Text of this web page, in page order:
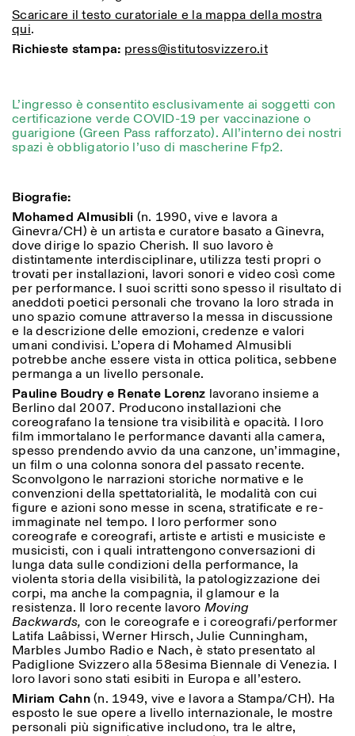
Scaricare il testo curatoriale e la mappa della mostra
qui.
Richieste stampa: press@istitutosvizzero.it
L’ingresso è consentito esclusivamente ai soggetti con
certificazione verde COVID-19 per vaccinazione o
guarigione (Green Pass rafforzato). All’interno dei nostri
spazi è obbligatorio l’uso di mascherine Ffp2.
Biografie:
Mohamed Almusibli (n. 1990, vive e lavora a
Ginevra/CH) è un artista e curatore basato a Ginevra,
dove dirige lo spazio Cherish. Il suo lavoro è
distintamente interdisciplinare, utilizza testi propri o
trovati per installazioni, lavori sonori e video così come
per performance. I suoi scritti sono spesso il risultato di
aneddoti poetici personali che trovano la loro strada in
uno spazio comune attraverso la messa in discussione
e la descrizione delle emozioni, credenze e valori
umani condivisi. L’opera di Mohamed Almusibli
potrebbe anche essere vista in ottica politica, sebbene
permanga a un livello personale.
Pauline Boudry e Renate Lorenz lavorano insieme a
Berlino dal 2007. Producono installazioni che
coreografano la tensione tra visibilità e opacità. I loro
film immortalano le performance davanti alla camera,
spesso prendendo avvio da una canzone, un’immagine,
un film o una colonna sonora del passato recente.
Sconvolgono le narrazioni storiche normative e le
convenzioni della spettatorialità, le modalità con cui
figure e azioni sono messe in scena, stratificate e re-
immaginate nel tempo. I loro performer sono
coreografe e coreografi, artiste e artisti e musiciste e
musicisti, con i quali intrattengono conversazioni di
lunga data sulle condizioni della performance, la
violenta storia della visibilità, la patologizzazione dei
corpi, ma anche la compagnia, il glamour e la
resistenza. Il loro recente lavoro Moving
Backwards, con le coreografe e i coreografi/performer
Latifa Laâbissi, Werner Hirsch, Julie Cunningham,
Marbles Jumbo Radio e Nach, è stato presentato al
Padiglione Svizzero alla 58esima Biennale di Venezia. I
loro lavori sono stati esibiti in Europa e all’estero.
Miriam Cahn(n. 1949, vive e lavora a Stampa/CH). Ha
esposto le sue opere a livello internazionale, le mostre
personali più significative includono, tra le altre,